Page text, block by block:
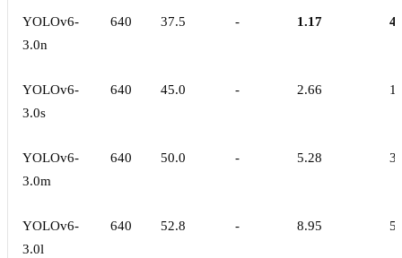
YOLOv6-
3.0n
640 37.5 - 1.17
YOLOv6-
3.0s
640 45.0 - 2.66
YOLOv6-
3.0m
640 50.0 - 5.28
YOLOv6-
3.0l
640 52.8 - 8.95